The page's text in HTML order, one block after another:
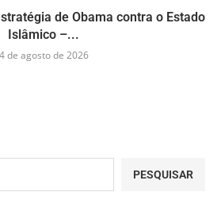
de Obama contra o Estado
Islâmico –...
4 de agosto de 2026
PESQUISAR